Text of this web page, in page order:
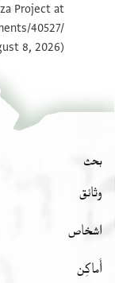
بيان أذونات الصورة
Project at
40527/
8, 2026).
بحث
وثائق
اشخاص
أَماكِن